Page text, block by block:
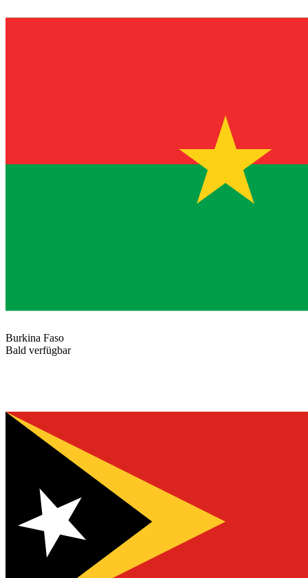
Burkina Faso
Bald verfügbar